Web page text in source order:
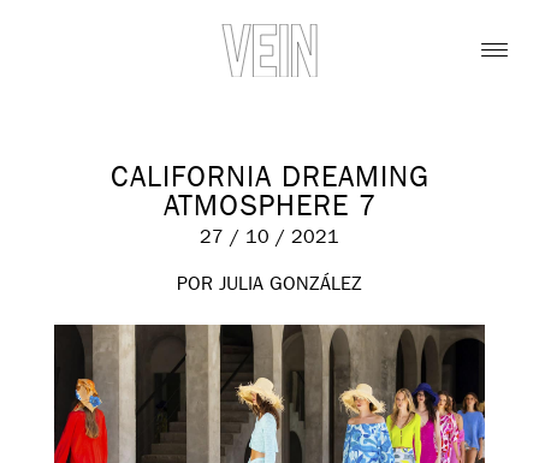
CALIFORNIA DREAMING
ATMOSPHERE 7
27 / 10 / 2021
POR JULIA GONZÁLEZ